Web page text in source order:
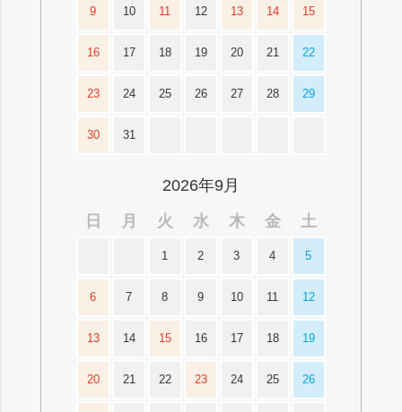
9 10 11 12 13 14 15
16 17 18 19 20 21 22
23 24 25 26 27 28 29
30 31
2026年9月
日
月 火 水 木 金 土
1 2 3 4 5
6 7 8 9 10 11 12
13 14 15 16 17 18 19
20 21 22 23 24 25 26